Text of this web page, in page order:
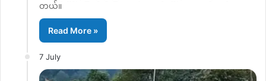
တယ်။
Read More »
7 July